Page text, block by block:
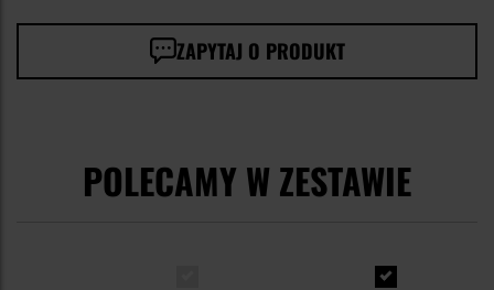
ZAPYTAJ O PRODUKT
POLECAMY W ZESTAWIE